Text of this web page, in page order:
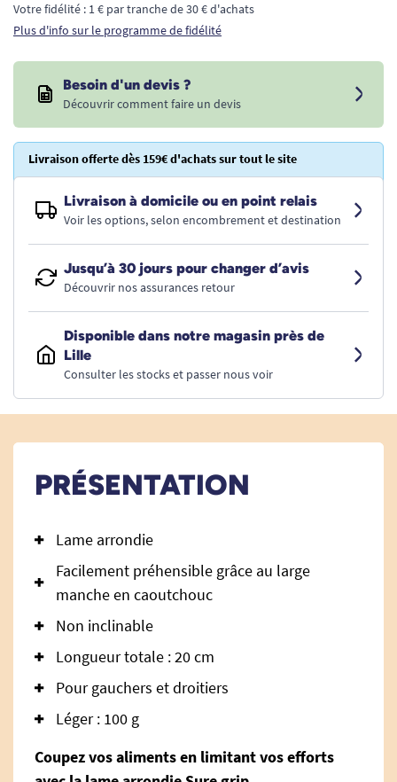
Votre fidélité : 1 € par tranche de 30 € d'achats
Plus d'info sur le programme de fidélité
Besoin d'un devis ?
Découvrir comment faire un devis
Livraison offerte dès 159€ d'achats sur tout le site
Livraison à domicile ou en point relais
Voir les options, selon encombrement et destination
Jusqu’à 30 jours pour changer d’avis
Découvrir nos assurances retour
Disponible dans notre magasin près de
Lille
Consulter les stocks et passer nous voir
PRÉSENTATION
Lame arrondie
Facilement préhensible grâce au large
manche en caoutchouc
Non inclinable
Longueur totale : 20 cm
Pour gauchers et droitiers
Léger : 100 g
Coupez vos aliments en limitant vos efforts